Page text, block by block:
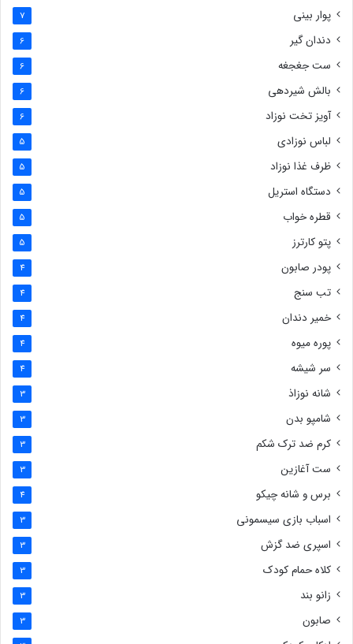
پوار بینی 7
دندان گیر 6
ست جغجغه 6
بالش شیردهی 6
آویز تخت نوزاد 6
لباس نوزادی 5
ظرف غذا نوزاد 5
دستگاه استریل 5
قطره خواب 5
پتو کارترز 5
پودر صابون 4
تب سنج 4
خمیر دندان 4
پوره میوه 4
سر شیشه 4
شانه نوزاذ 3
شامپو بدن 3
کرم ضد ترک شکم 3
ست آغازین 3
برس و شانه چیکو 4
اسباب بازی سیسمونی 3
اسپری ضد گزش 3
کلاه حمام کودک 3
زانو بند 3
صابون 3